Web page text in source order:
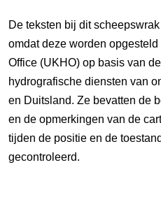
De teksten bij dit
omdat deze worden
Office (UKHO) op basis van
hydrografische diensten van
en Duitsland. Ze bevatten de
en de opmerkingen van de
tijden de positie en de
gecontroleerd.